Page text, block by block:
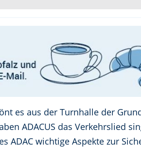
es aus der Turnhalle der
ADACUS das Verkehrslied
wichtige Aspekte zur